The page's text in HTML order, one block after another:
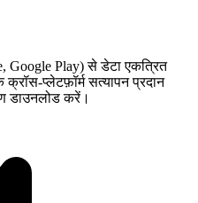
Google Play) से डेटा एकत्रित
प्लेटफ़ॉर्म सत्यापन प्रदान
डाउनलोड करें।